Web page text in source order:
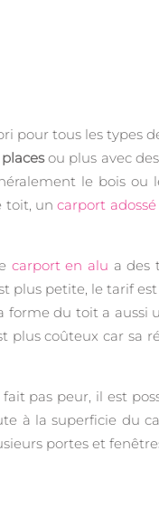
pour tous les types
ou plus avec
le bois ou
toit, uncarport adossé
carport en alu a des
plus petite, le tarif
du toit a aussi
plus coûteux car sa
pas peur, il est
à la superficie du
portes et